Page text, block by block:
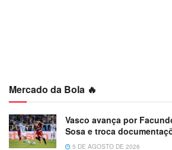
Mercado da Bola 🔥
Vasco avança por
Sosa e troca
5 DE AGOSTO DE 2026